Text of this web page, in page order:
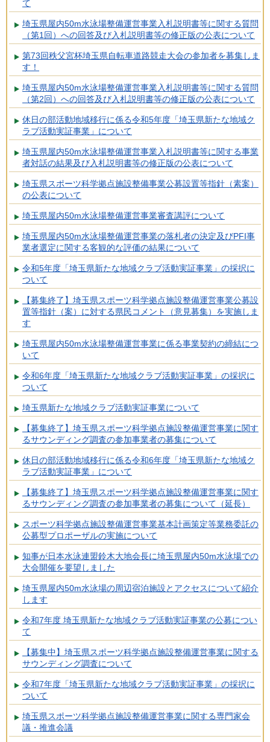
て
埼玉県屋内50m水泳場整備運営事業入札説明書等に関する質問
（第1回）への回答及び入札説明書等の修正版の公表について
第73回秩父宮杯埼玉県自転車道路競走大会の参加者を募集しま
す！
埼玉県屋内50m水泳場整備運営事業入札説明書等に関する質問
（第2回）への回答及び入札説明書等の修正版の公表について
休日の部活動地域移行に係る令和5年度「埼玉県新たな地域ク
ラブ活動実証事業」について
埼玉県屋内50m水泳場整備運営事業入札説明書等に関する事業
者対話の結果及び入札説明書等の修正版の公表について
埼玉県スポーツ科学拠点施設整備事業公募設置等指針（素案）
の公表について
埼玉県屋内50m水泳場整備運営事業審査講評について
埼玉県屋内50m水泳場整備運営事業の落札者の決定及びPFI事
業者選定に関する客観的な評価の結果について
令和5年度「埼玉県新たな地域クラブ活動実証事業」の採択に
ついて
【募集終了】埼玉県スポーツ科学拠点施設整備運営事業公募設
置等指針（案）に対する県民コメント（意見募集）を実施しま
す
埼玉県屋内50m水泳場整備運営事業に係る事業契約の締結につ
いて
令和6年度「埼玉県新たな地域クラブ活動実証事業」の採択に
ついて
埼玉県新たな地域クラブ活動実証事業について
【募集終了】埼玉県スポーツ科学拠点施設整備運営事業に関す
るサウンディング調査の参加事業者の募集について
休日の部活動地域移行に係る令和6年度「埼玉県新たな地域ク
ラブ活動実証事業」について
【募集終了】埼玉県スポーツ科学拠点施設整備運営事業に関す
るサウンディング調査の参加事業者の募集について（延長）
スポーツ科学拠点施設整備運営事業基本計画策定等業務委託の
公募型プロポーザルの実施について
知事が日本水泳連盟鈴木大地会長に埼玉県屋内50m水泳場での
大会開催を要望しました
埼玉県屋内50m水泳場の周辺宿泊施設とアクセスについて紹介
します
令和7年度 埼玉県新たな地域クラブ活動実証事業の公募につい
て
【募集中】埼玉県スポーツ科学拠点施設整備運営事業に関する
サウンディング調査について
令和7年度「埼玉県新たな地域クラブ活動実証事業」の採択に
ついて
埼玉県スポーツ科学拠点施設整備運営事業に関する専門家会
議・推進会議